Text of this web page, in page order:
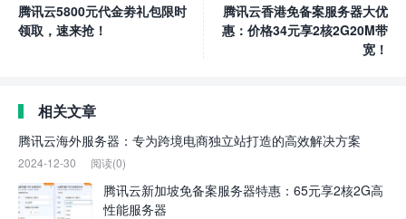
腾讯云5800元代金劵礼包限时
领取，速来抢！
腾讯云香港免备案服务器大优
惠：价格34元享2核2G20M带
宽！
相关文章
腾讯云海外服务器：专为跨境电商独立站打造的高效解决方案
2024-12-30 阅读(0)
腾讯云新加坡免备案服务器特惠：65元享2核2G高
性能服务器